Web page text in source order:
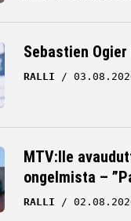
Sebastien
RALLI
MTV:lle
ongelmista –
RALLI